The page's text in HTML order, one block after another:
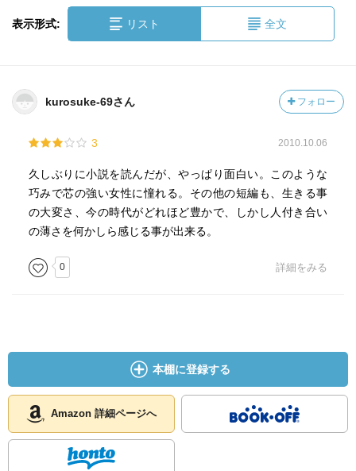
表示形式: リスト 全文
kurosuke-69さん フォロー
3 2010.10.06
久しぶりに小説を読んだが、やっぱり面白い。このような
巧みで芯の強い女性に憧れる。その他の短編も、生きる事
の大変さ、今の時代がどれほど豊かで、しかし人付き合い
の薄さを何かしら感じる事が出来る。
0 詳細をみる
本棚に登録する
Amazon 詳細ページへ